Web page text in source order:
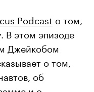
Podcast о том,
В этом эпизоде
Джейкобом
о том,
об